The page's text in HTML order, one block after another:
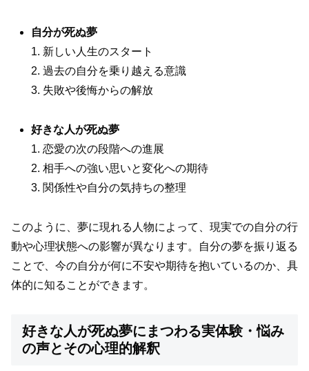
自分が死ぬ夢
1. 新しい人生のスタート
2. 過去の自分を乗り越える意識
3. 失敗や後悔からの解放
好きな人が死ぬ夢
1. 恋愛の次の段階への進展
2. 相手への強い思いと変化への期待
3. 関係性や自分の気持ちの整理
このように、夢に現れる人物によって、現実での自分の行
動や心理状態への影響が異なります。自分の夢を振り返る
ことで、今の自分が何に不安や期待を抱いているのか、具
体的に知ることができます。
好きな人が死ぬ夢にまつわる実体験・悩み
の声とその心理的解釈